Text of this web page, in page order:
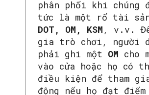
phân phối khi chúng
tức là một rổ tài
DOT, OM, KSM , v.v.
gia trò chơi, người
phải ghi một OM cho
vào cửa hoặc họ có
điều kiện để tham
động nếu họ đạt điểm